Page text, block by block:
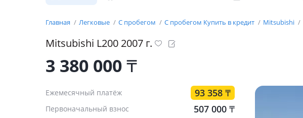
Главная Легковые С пробегом С пробегом Купить в кредит Mitsubishi
Mitsubishi L200 2007 г.
3 380 000₸
Ежемесячный платёж 93 358 ₸
Первоначальный взнос 507 000 ₸